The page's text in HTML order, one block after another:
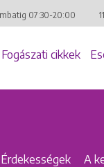
07:30-20:00
Fogászati cikkek
Érdekességek A